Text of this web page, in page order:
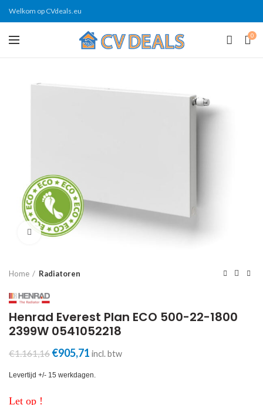
Welkom op CVdeals.eu
0
Click to enlarge
Home Radiatoren
Henrad Everest Plan ECO 500-22-1800
2399W 0541052218
€1.161,16 Oorspronkelijke
was:
€905,71Huidige
is:
incl. btw
Levertijd +/- 15 werkdagen.
Let op !